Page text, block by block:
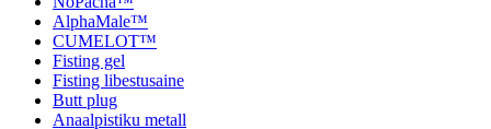
AlphaMale™
CUMELOT™
Fisting gel
Fisting libestusaine
Butt plug
Anaalpistiku metall